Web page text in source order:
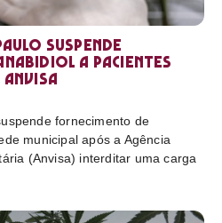
suspende
a pacientes
fornecimento de
municipal após a Agência
(Anvisa) interditar uma carga